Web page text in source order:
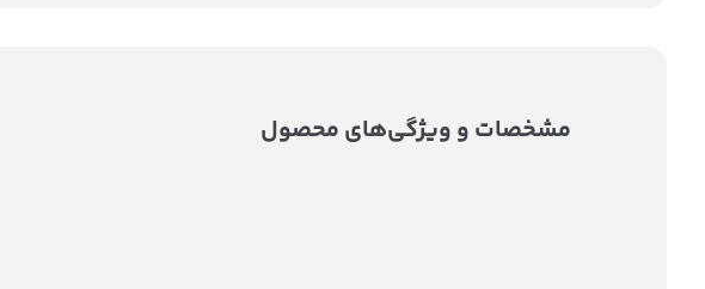
مشخصات و ویژگی‌های محصول